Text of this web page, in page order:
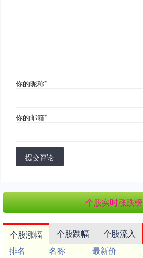
你的昵称*
你的邮箱*
提交评论
个股实时涨跌榜
个股涨幅 个股跌幅 个股流入
排名
名称 最新价